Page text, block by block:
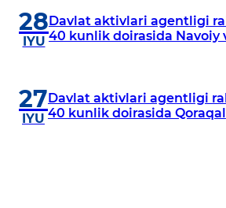
28
IYU
Davlat aktivlari agentligi
40 kunlik doirasida Navoiy
27
IYU
Davlat aktivlari agentligi
40 kunlik doirasida